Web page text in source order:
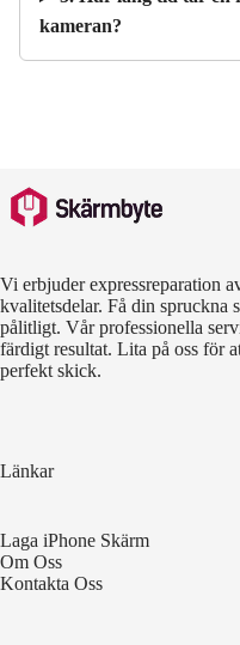
kameran?
Vi erbjuder expressreparation
kvalitetsdelar. Få din spruckna
pålitligt. Vår professionella
färdigt resultat. Lita på oss för
perfekt skick.
Länkar
Laga iPhone Skärm
Om Oss
Kontakta Oss